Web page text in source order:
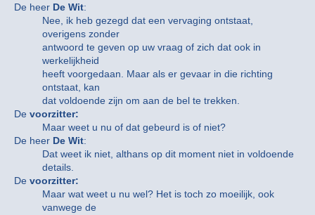
De heer De Wit:
Nee, ik heb gezegd dat een vervaging ontstaat,
overigens zonder
antwoord te geven op uw vraag of zich dat ook in
werkelijkheid
heeft voorgedaan. Maar als er gevaar in die richting
ontstaat, kan
dat voldoende zijn om aan de bel te trekken.
De voorzitter:
Maar weet u nu of dat gebeurd is of niet?
De heer De Wit:
Dat weet ik niet, althans op dit moment niet in voldoende
details.
De voorzitter:
Maar wat weet u nu wel? Het is toch zo moeilijk, ook
vanwege de